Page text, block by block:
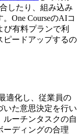
したり、組み込み
One CourseのAIコ
び有料プランで利
ピードアップするの
適化し、従業員の
いた意思決定を行い
ルーチンタスクの自
ーディングの合理